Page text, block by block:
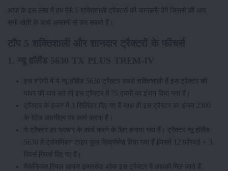
आज के इस लेख में हम ऐसे 5 शक्तिशाली ट्रैक्टरों की जानकरी देंगे जिससे की आप
सभी खेती के कार्य आसानी से कर सकते हैं।
इस श्रेणी में ये न्यू हॉलैंड 5630 ट्रैक्टर सबसे शक्तिशाली हैं इस ट्रैक्टर की
पावर की बात करे तो इस ट्रैक्टर में 75 एचपी का इंजन दिया गया हैं।
ट्रैक्टर के इंजन में 3 सिलिंडर दिए गए हैं साथ ही इस ट्रैक्टर का इंजन 2300
के रेटेड आरपीएम पर कार्य करता हैं।
ये ट्रैक्टर हर प्रकार के कार्य करने के लिए बनाया गया हैं। ट्रैक्टर न्यू हॉलैंड
5630 में ट्रांसमिशन टाइप फुल सिंक्रोमेश दिया गया हैं जिसमें 12 फॉरवर्ड + 3
रिवर्स गियर्स दिए गए हैं।
मैकेनिकल रियल आयल इम्मरसेड ब्रेक इस ट्रैक्टर में आपको मिल जाते हैं,